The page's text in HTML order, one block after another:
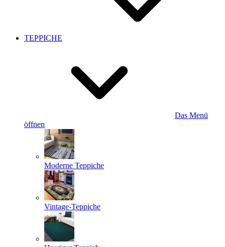
TEPPICHE
Das Menü
öffnen
Moderne Teppiche
Vintage-Teppiche